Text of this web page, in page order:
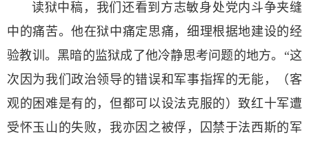
读狱中稿，我们还看到方志敏身处党内斗争夹缝
中的痛苦。他在狱中痛定思痛，细理根据地建设的经
验教训。黑暗的监狱成了他冷静思考问题的地方。“这
次因为我们政治领导的错误和军事指挥的无能，（客
观的困难是有的，但都可以设法克服的）致红十军遭
受怀玉山的失败，我亦因之被俘，囚禁于法西斯的军